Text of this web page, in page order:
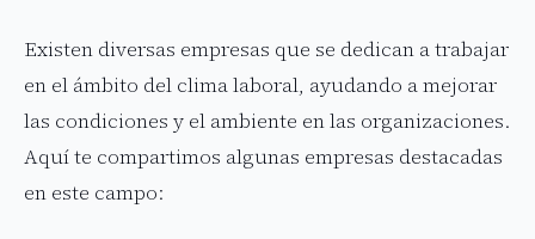
Existen diversas empresas que se dedican a trabajar
en el ámbito del clima laboral, ayudando a mejorar
las condiciones y el ambiente en las organizaciones.
Aquí te compartimos algunas empresas destacadas
en este campo: